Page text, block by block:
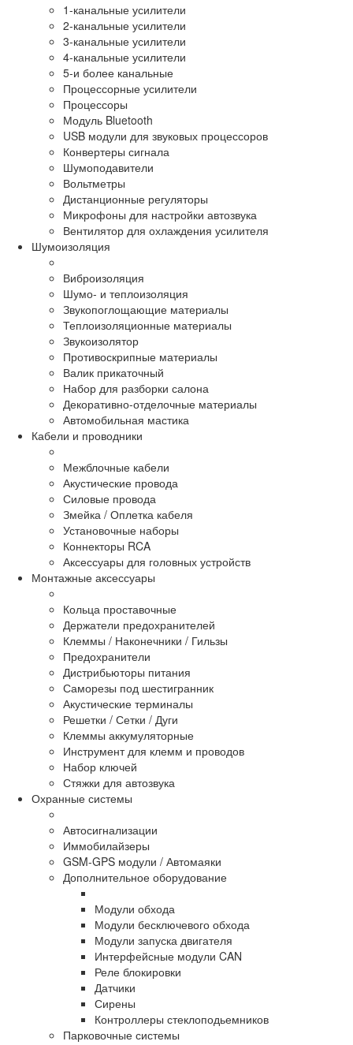
1-канальные усилители
2-канальные усилители
3-канальные усилители
4-канальные усилители
5-и более канальные
Процессорные усилители
Процессоры
Модуль Bluetooth
USB модули для звуковых процессоров
Конвертеры сигнала
Шумоподавители
Вольтметры
Дистанционные регуляторы
Микрофоны для настройки автозвука
Вентилятор для охлаждения усилителя
Шумоизоляция
Виброизоляция
Шумо- и теплоизоляция
Звукопоглощающие материалы
Теплоизоляционные материалы
Звукоизолятор
Противоскрипные материалы
Валик прикаточный
Набор для разборки салона
Декоративно-отделочные материалы
Автомобильная мастика
Кабели и проводники
Межблочные кабели
Акустические провода
Силовые провода
Змейка / Оплетка кабеля
Установочные наборы
Коннекторы RCA
Аксессуары для головных устройств
Монтажные аксессуары
Кольца проставочные
Держатели предохранителей
Клеммы / Наконечники / Гильзы
Предохранители
Дистрибьюторы питания
Саморезы под шестигранник
Акустические терминалы
Решетки / Сетки / Дуги
Клеммы аккумуляторные
Инструмент для клемм и проводов
Набор ключей
Стяжки для автозвука
Охранные системы
Автосигнализации
Иммобилайзеры
GSM-GPS модули / Автомаяки
Дополнительное оборудование
Модули обхода
Модули бесключевого обхода
Модули запуска двигателя
Интерфейсные модули CAN
Реле блокировки
Датчики
Сирены
Контроллеры стеклоподьемников
Парковочные системы